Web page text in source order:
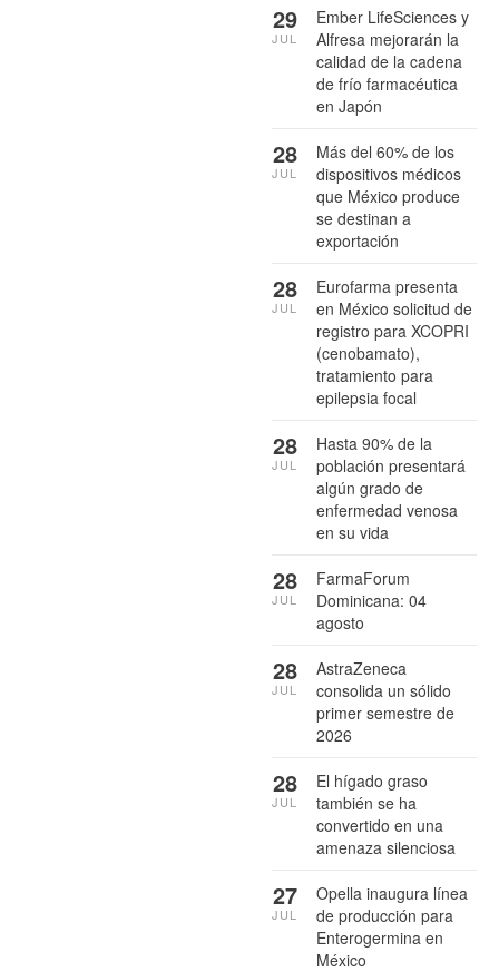
Ember LifeSciences y
Alfresa mejorarán la
calidad de la cadena
de frío farmacéutica
en Japón
29
JUL
Más del 60% de los
dispositivos médicos
que México produce
se destinan a
exportación
28
JUL
Eurofarma presenta
en México solicitud de
registro para XCOPRI
(cenobamato),
tratamiento para
epilepsia focal
28
JUL
Hasta 90% de la
población presentará
algún grado de
enfermedad venosa
en su vida
28
JUL
FarmaForum
Dominicana: 04
agosto
28
JUL
AstraZeneca
consolida un sólido
primer semestre de
2026
28
JUL
El hígado graso
también se ha
convertido en una
amenaza silenciosa
28
JUL
Opella inaugura línea
de producción para
Enterogermina en
México
27
JUL